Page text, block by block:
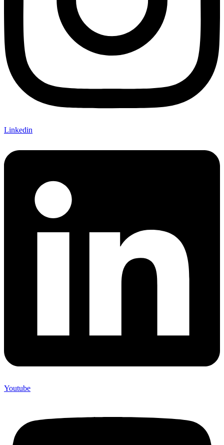
Linkedin
Youtube